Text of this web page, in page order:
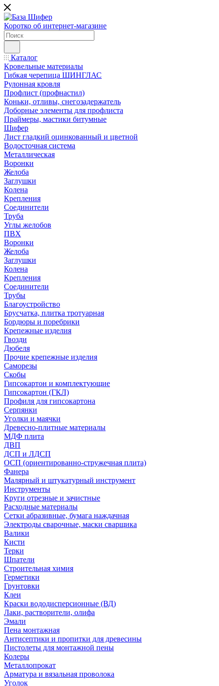
Коротко об интернет-магазине
Каталог
Кровельные материалы
Гибкая черепица ШИНГЛАС
Рулонная кровля
Профлист (профнастил)
Коньки, отливы, снегозадержатель
Доборные элементы для профлиста
Праймеры, мастики битумные
Шифер
Лист гладкий оцинкованный и цветной
Водосточная система
Металлическая
Воронки
Желоба
Заглушки
Колена
Крепления
Соединители
Труба
Углы желобов
ПВХ
Воронки
Желоба
Заглушки
Колена
Крепления
Соединители
Трубы
Благоустройство
Брусчатка, плитка тротуарная
Бордюры и поребрики
Крепежные изделия
Гвозди
Дюбеля
Прочие крепежные изделия
Саморезы
Скобы
Гипсокартон и комплектующие
Гипсокартон (ГКЛ)
Профиля для гипсокартона
Серпянки
Уголки и маячки
Древесно-плитные материалы
МДФ плита
ДВП
ДСП и ЛДСП
ОСП (ориентированно-стружечная плита)
Фанера
Малярный и штукатурный инструмент
Инструменты
Круги отрезные и зачистные
Расходные материалы
Сетки абразивные, бумага наждачная
Электроды сварочные, маски сварщика
Валики
Кисти
Терки
Шпатели
Строительная химия
Герметики
Грунтовки
Клеи
Краски вододисперсионные (ВД)
Лаки, растворители, олифа
Эмали
Пена монтажная
Антисептики и пропитки для древесины
Пистолеты для монтажной пены
Колеры
Металлопрокат
Арматура и вязальная проволока
Уголок